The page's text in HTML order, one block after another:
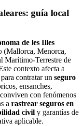
guía local
de les Illes
(Mallorca, Menorca,
Marítimo-Terrestre de
contexto afecta a
para contratar un seguro
ensanches,
con fenómenos
a rastrear seguros en
civil y garantías de
aplicable.